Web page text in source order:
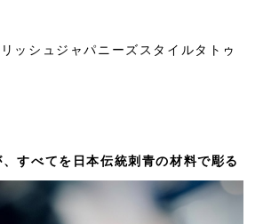
ッシュジャパニーズスタイルタトゥ
、すべてを日本伝統刺青の材料で彫る